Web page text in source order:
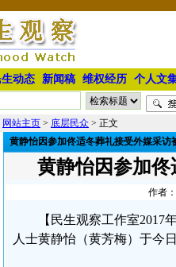
生动态 新闻稿 维权经历 个人文
网站主页 > 底层民众 > 正文
黄静怡因参加佟适冬葬礼接受外媒采访
黄静怡因参加
作者
【民生观察工作室
人士黄静怡（黄芳梅）于今